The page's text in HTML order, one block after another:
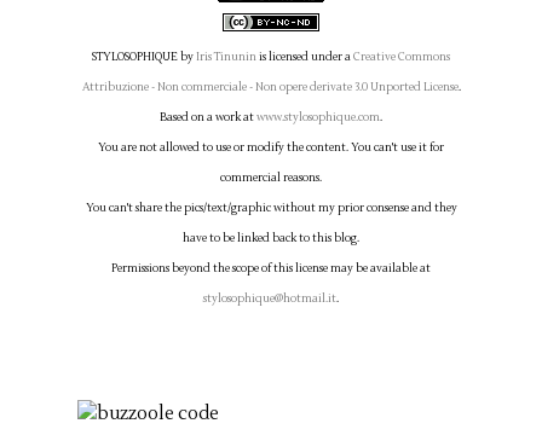
STYLOSOPHIQUEbyIris Tinuninis licensed under aCreative Commons
Attribuzione - Non commerciale - Non opere derivate 3.0 Unported License.
Based on a work atwww.stylosophique.com.
You are not allowed to use or modify the content. You can't use it for
commercial reasons.
You can't share the pics/text/graphic without my prior consense and they
have to be linked back to this blog.
Permissions beyond the scope of this license may be available at
stylosophique@hotmail.it.